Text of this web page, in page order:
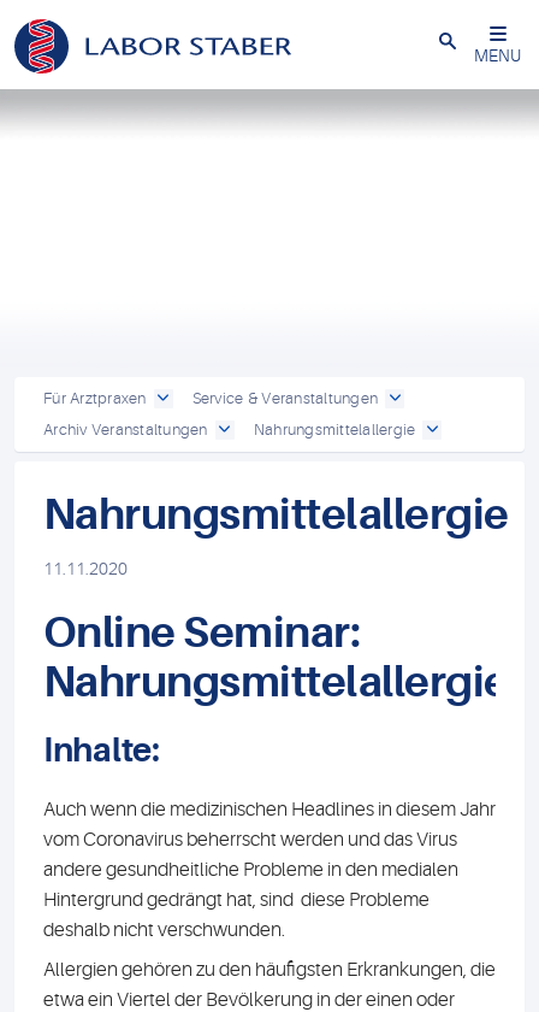
Schließen
MENU
Für Arztpraxen
Service & Veranstaltungen
Archiv Veranstaltungen
Nahrungsmittelallergie
Nahrungsmittelallergie
11.11.2020
Online Seminar:
Nahrungsmittelallergie
Inhalte:
Auch wenn die medizinischen Headlines in diesem Jahr
vom Coronavirus beherrscht werden und das Virus
andere gesundheitliche Probleme in den medialen
Hintergrund gedrängt hat, sind diese Probleme
deshalb nicht verschwunden.
Allergien gehören zu den häufigsten Erkrankungen, die
etwa ein Viertel der Bevölkerung in der einen oder